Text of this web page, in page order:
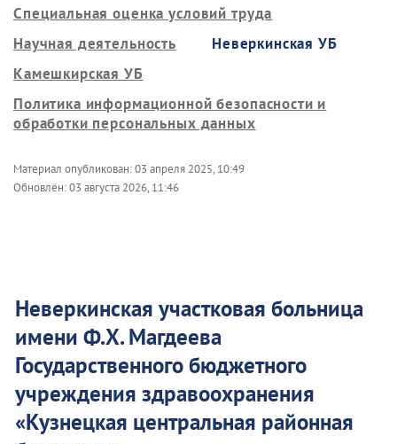
Специальная оценка условий труда
Научная деятельность
Неверкинская УБ
Камешкирская УБ
Политика информационной безопасности и
обработки персональных данных
Материал опубликован:03 апреля 2025, 10:49
Обновлён:03 августа 2026, 11:46
Неверкинская участковая больница
имени Ф.Х. Магдеева
Государственного бюджетного
учреждения здравоохранения
«Кузнецкая центральная районная